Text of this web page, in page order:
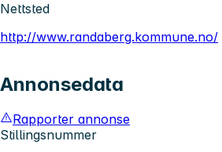
Nettsted
http://www.randaberg.kommune.no/
Annonsedata
Rapporter annonse
Stillingsnummer